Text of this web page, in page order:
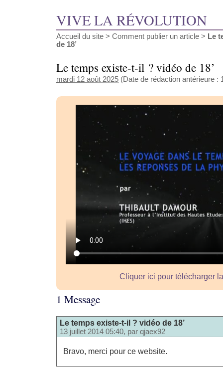
VIVE LA RÉVOLUTION
Accueil du site > Comment publier un article > Le
de 18’
Le temps existe-t-il ? vidéo de 18’
mardi 12 août 2025 (Date de rédaction antérieure :
Cliquer ici pour télécharger
1 Message
Le temps existe-t-il ? vidéo de 18’
13 juillet 2014 05:40, par qjaex92
Bravo, merci pour ce website.